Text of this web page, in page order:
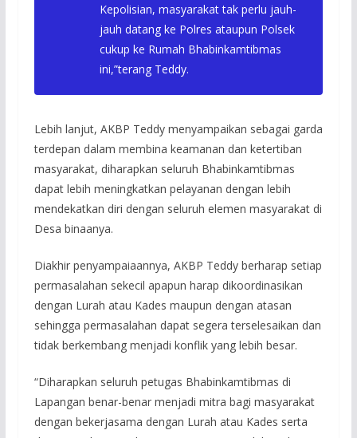
Kepolisian, masyarakat tak perlu jauh-
jauh datang ke Polres ataupun Polsek
cukup ke Rumah Bhabinkamtibmas
ini,”terang Teddy.
Lebih lanjut, AKBP Teddy menyampaikan sebagai garda
terdepan dalam membina keamanan dan ketertiban
masyarakat, diharapkan seluruh Bhabinkamtibmas
dapat lebih meningkatkan pelayanan dengan lebih
mendekatkan diri dengan seluruh elemen masyarakat di
Desa binaanya.
Diakhir penyampaiaannya, AKBP Teddy berharap setiap
permasalahan sekecil apapun harap dikoordinasikan
dengan Lurah atau Kades maupun dengan atasan
sehingga permasalahan dapat segera terselesaikan dan
tidak berkembang menjadi konflik yang lebih besar.
“Diharapkan seluruh petugas Bhabinkamtibmas di
Lapangan benar-benar menjadi mitra bagi masyarakat
dengan bekerjasama dengan Lurah atau Kades serta